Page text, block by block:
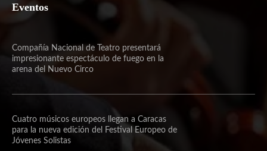
Eventos
Compañía Nacional de Teatro presentará
impresionante espectáculo de fuego en la
arena del Nuevo Circo
Cuatro músicos europeos llegan a Caracas
para la nueva edición del Festival Europeo de
Jóvenes Solistas